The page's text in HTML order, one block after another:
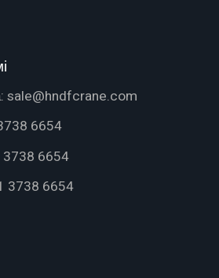
sale@hndfcrane.com
6654
6654
3738 6654